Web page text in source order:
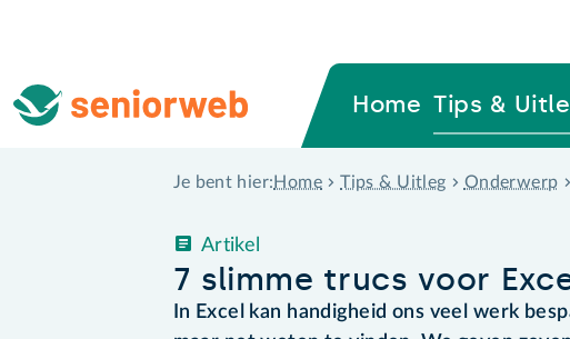
Home Tips &
Je bent hier: Home Tips & Uitleg Onderwerp
7 slimme trucs voor
Artikel
In Excel kan handigheid ons veel werk